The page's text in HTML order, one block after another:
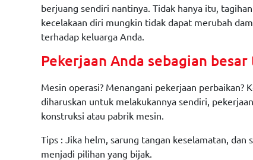
berjuang sendiri nantinya. Tidak hanya itu,
kecelakaan diri mungkin tidak dapat merubah
terhadap keluarga Anda.
Pekerjaan Anda sebagian
Mesin operasi? Menangani pekerjaan perbaikan?
diharuskan untuk melakukannya sendiri,
konstruksi atau pabrik mesin.
Tips : Jika helm, sarung tangan keselamatan,
menjadi pilihan yang bijak.